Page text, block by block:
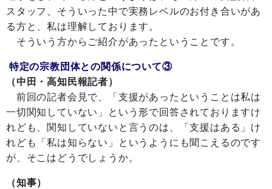
スタッフ、そういった中で実務レベルのお付き合いがあ
る方と、私は理解しております。
そういう方からご紹介があったということです。
特定の宗教団体との関係について③
（中田・高知民報記者）
前回の記者会見で、「支援があったということは私は
一切関知していない」という形で回答されておりますけ
れども、関知していないと言うのは、「支援はある」け
れども「私は知らない」というようにも聞こえるのです
が、そこはどうでしょうか。
（知事）